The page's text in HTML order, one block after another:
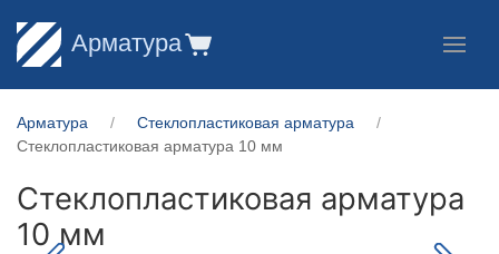
Арматура
Арматура
Стеклопластиковая арматура
Стеклопластиковая арматура 10 мм
Стеклопластиковая арматура
10 мм